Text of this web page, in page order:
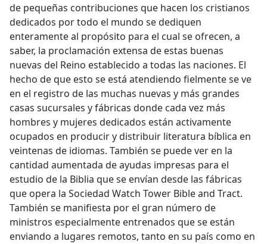
de pequeñas contribuciones que hacen los cristianos
dedicados por todo el mundo se dediquen
enteramente al propósito para el cual se ofrecen, a
saber, la proclamación extensa de estas buenas
nuevas del Reino establecido a todas las naciones. El
hecho de que esto se está atendiendo fielmente se ve
en el registro de las muchas nuevas y más grandes
casas sucursales y fábricas donde cada vez más
hombres y mujeres dedicados están activamente
ocupados en producir y distribuir literatura bíblica en
veintenas de idiomas. También se puede ver en la
cantidad aumentada de ayudas impresas para el
estudio de la Biblia que se envían desde las fábricas
que opera la Sociedad Watch Tower Bible and Tract.
También se manifiesta por el gran número de
ministros especialmente entrenados que se están
enviando a lugares remotos, tanto en su país como en